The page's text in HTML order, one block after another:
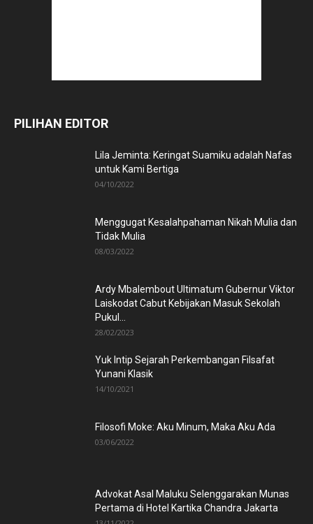
PILIHAN EDITOR
Lila Jeminta: Keringat Suamiku adalah Nafas
untuk Kami Bertiga
04/10/2022
Menggugat Kesalahpahaman Nikah Mulia dan
Tidak Mulia
08/03/2022
Ardy Mbalembout Ultimatum Gubernur Viktor
Laiskodat Cabut Kebijakan Masuk Sekolah
Pukul...
28/02/2023
Yuk Intip Sejarah Perkembangan Filsafat
Yunani Klasik
14/10/2021
Filosofi Moke: Aku Minum, Maka Aku Ada
03/06/2022
Advokat Asal Maluku Selenggarakan Munas
Pertama di Hotel Kartika Chandra Jakarta